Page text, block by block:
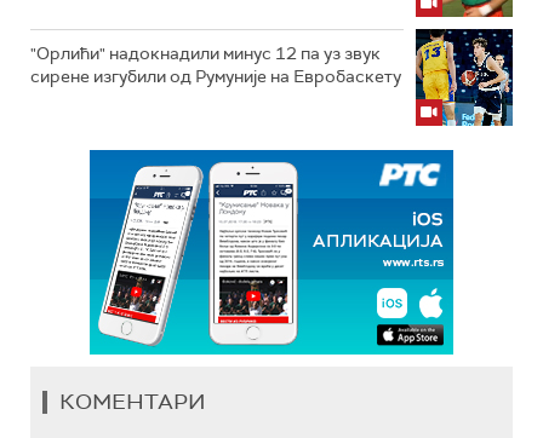
"Орлићи" надокнадили минус 12 па уз звук
сирене изгубили од Румуније на Евробаскету
КОМЕНТАРИ